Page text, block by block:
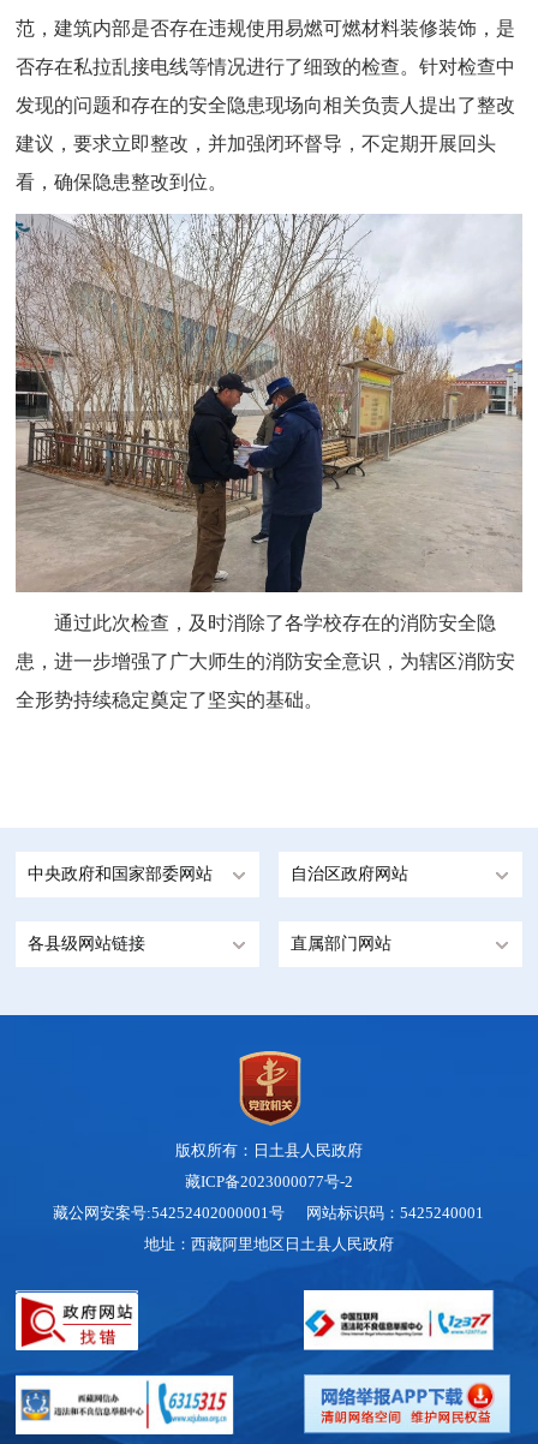
范，建筑内部是否存在违规使用易燃可燃材料装修装饰，是
否存在私拉乱接电线等情况进行了细致的检查。针对检查中
发现的问题和存在的安全隐患现场向相关负责人提出了整改
建议，要求立即整改，并加强闭环督导，不定期开展回头
看，确保隐患整改到位。
通过此次检查，及时消除了各学校存在的消防安全隐
患，进一步增强了广大师生的消防安全意识，为辖区消防安
全形势持续稳定奠定了坚实的基础。
中央政府和国家部委网站 自治区政府网站
各县级网站链接 直属部门网站
版权所有：日土县人民政府
藏ICP备2023000077号-2
藏公网安案号:54252402000001号 网站标识码：5425240001
地址：西藏阿里地区日土县人民政府